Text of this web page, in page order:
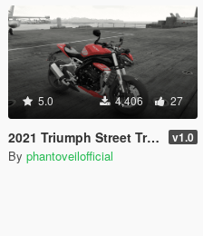
5.0 4,406 27
2021 Triumph Street Triple RS 1200 [Add-On] v1.0
By phantoveilofficial